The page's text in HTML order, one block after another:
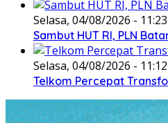
Selasa, 04/08/2026 -
Sambut HUT RI, PLN
Selasa, 04/08/2026 -
Telkom Percepat